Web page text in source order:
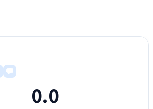
0.0